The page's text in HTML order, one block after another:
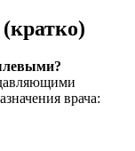
врача: